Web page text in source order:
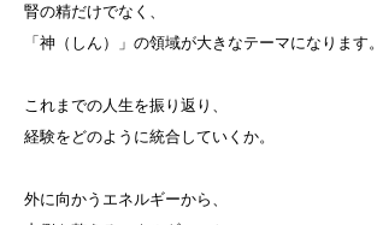
腎の精だけでなく、
「神（しん）」の領域が大きなテーマになります。
これまでの人生を振り返り、
経験をどのように統合していくか。
外に向かうエネルギーから、